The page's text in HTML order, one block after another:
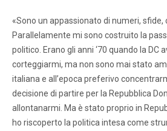
«Sono un appassionato di numeri, sfide,
Parallelamente mi sono costruito la
politico. Erano gli anni ‘70 quando la DC
corteggiarmi, ma non sono mai stato
italiana e all’epoca preferivo
decisione di partire per la Repubblica
allontanarmi. Ma è stato proprio in
ho riscoperto la politica intesa come